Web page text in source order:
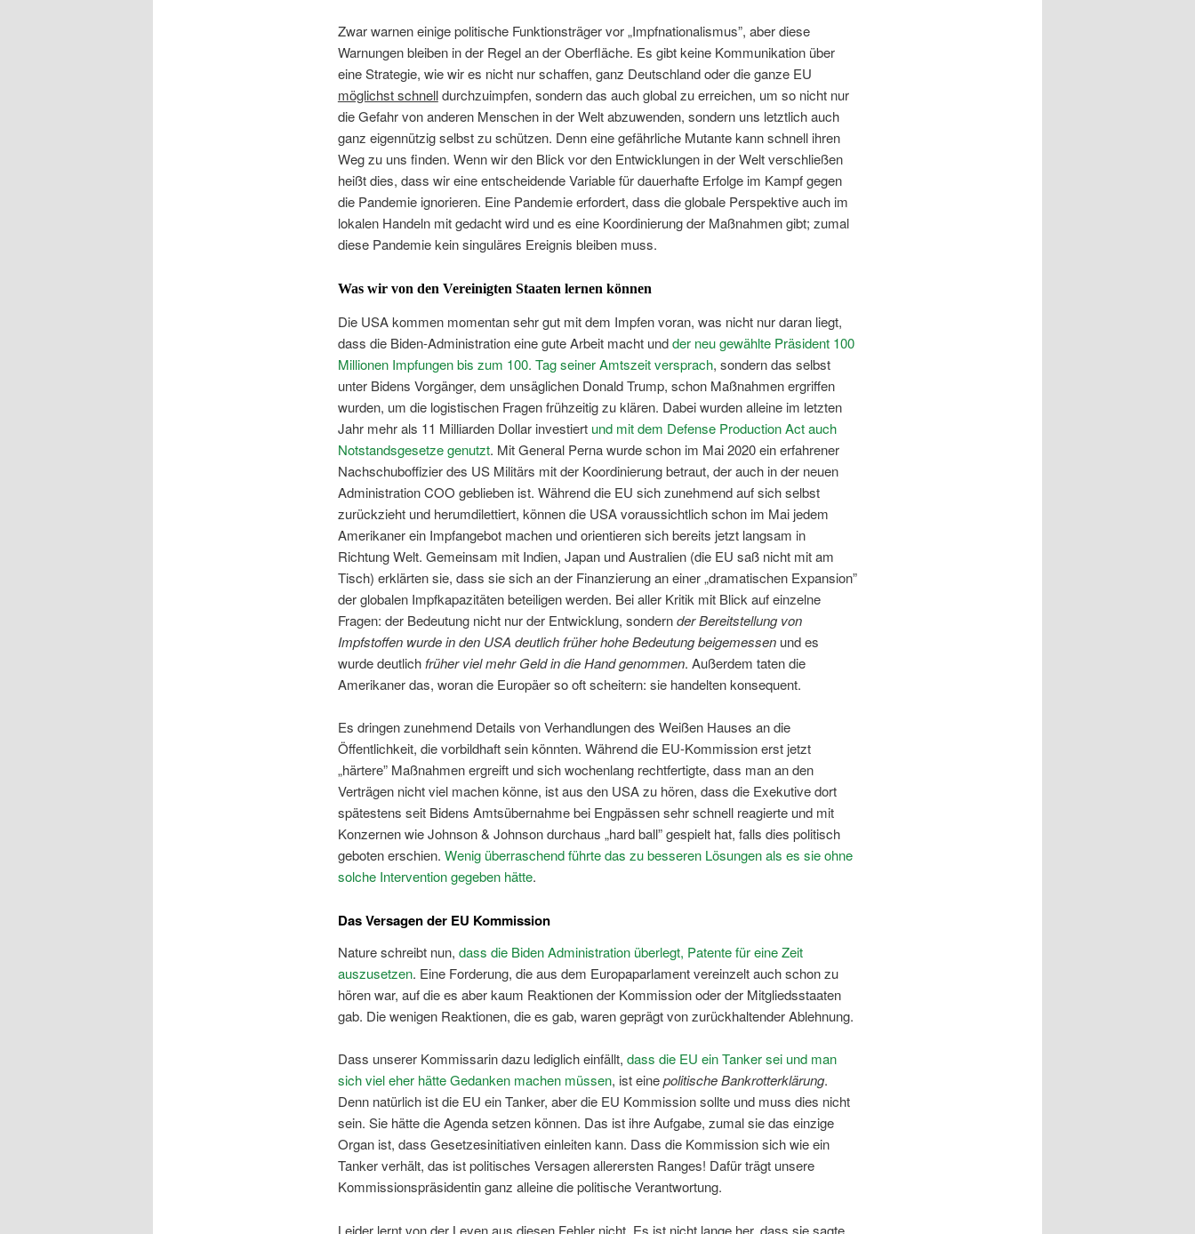
Zwar warnen einige politische Funktionsträger vor „Impfnationalismus”, aber diese
Warnungen bleiben in der Regel an der Oberfläche. Es gibt keine Kommunikation über
eine Strategie, wie wir es nicht nur schaffen, ganz Deutschland oder die ganze EU
möglichst schnelldurchzuimpfen, sondern das auch global zu erreichen, um so nicht nur
die Gefahr von anderen Menschen in der Welt abzuwenden, sondern uns letztlich auch
ganz eigennützig selbst zu schützen. Denn eine gefährliche Mutante kann schnell ihren
Weg zu uns finden. Wenn wir den Blick vor den Entwicklungen in der Welt verschließen
heißt dies, dass wir eine entscheidende Variable für dauerhafte Erfolge im Kampf gegen
die Pandemie ignorieren. Eine Pandemie erfordert, dass die globale Perspektive auch im
lokalen Handeln mit gedacht wird und es eine Koordinierung der Maßnahmen gibt; zumal
diese Pandemie kein singuläres Ereignis bleiben muss.
Was wir von den Vereinigten Staaten lernen können
Die USA kommen momentan sehr gut mit dem Impfen voran, was nicht nur daran liegt,
dass die Biden-Administration eine gute Arbeit macht undder neu gewählte Präsident 100
Millionen Impfungen bis zum 100. Tag seiner Amtszeit versprach, sondern das selbst
unter Bidens Vorgänger, dem unsäglichen Donald Trump, schon Maßnahmen ergriffen
wurden, um die logistischen Fragen frühzeitig zu klären. Dabei wurden alleine im letzten
Jahr mehr als 11 Milliarden Dollar investiert und mit dem Defense Production Actauch
Notstandsgesetzegenutzt. Mit General Perna wurde schon im Mai 2020 ein erfahrener
Nachschuboffizier des US Militärs mit der Koordinierung betraut, der auch in der neuen
AdministrationCOO geblieben ist. Während die EU sich zunehmend auf sich selbst
zurückzieht und herumdilettiert, können die USA voraussichtlich schon im Mai jedem
Amerikaner ein Impfangebot machen und orientieren sich bereits jetzt langsam in
Richtung Welt. Gemeinsam mit Indien, Japan und Australien (die EU saß nicht mit am
Tisch) erklärten sie, dass sie sich an der Finanzierung an einer „dramatischen Expansion”
der globalen Impfkapazitäten beteiligen werden. Bei aller Kritik mit Blick auf einzelne
Fragen: der Bedeutung nicht nur der Entwicklung, sondernder Bereitstellungvon
Impfstoffen wurdein den USA deutlich früher hohe Bedeutung beigemessenund es
wurde deutlich früher viel mehr Geld in die Hand genommen. Außerdem taten die
Amerikaner das, woran die Europäer so oft scheitern: sie handelten konsequent.
Es dringen zunehmend Details von Verhandlungen des Weißen Hauses an die
Öffentlichkeit, die vorbildhaft sein könnten. Während die EU-Kommission erst jetzt
„härtere” Maßnahmen ergreift und sich wochenlang rechtfertigte, dass man an den
Verträgen nicht viel machen könne, ist aus den USA zu hören, dass die Exekutive dort
spätestens seit Bidens Amtsübernahme bei Engpässen sehr schnell reagierte und mit
Konzernen wie Johnson & Johnson durchaus „hard ball” gespielt hat, falls dies politisch
geboten erschien. Wenig überraschendführtedas zubesseren Lösungenals es sie ohne
solche Intervention gegeben hätte.
Das Versagen der EU Kommission
Nature schreibt nun, dass die Biden Administration überlegt, Patente für eine Zeit
auszusetzen. Eine Forderung, die aus dem Europaparlament vereinzelt auch schon zu
hören war, auf die es aber kaum Reaktionen der Kommission oder der Mitgliedsstaaten
gab. Die wenigen Reaktionen, die es gab, waren geprägt von zurückhaltender Ablehnung.
Dass unserer Kommissarin dazu lediglich einfällt, dass die EU ein Tanker sei und man
sich viel eher hätte Gedanken machen müssen, ist einepolitische Bankrotterklärung.
Denn natürlich ist die EU ein Tanker, aber die EU Kommission sollte und muss dies nicht
sein. Sie hätte die Agenda setzen können. Das ist ihre Aufgabe, zumal sie das einzige
Organ ist, dass Gesetzesinitiativen einleiten kann. Dass die Kommission sich wie ein
Tanker verhält, das ist politisches Versagen allerersten Ranges! Dafür trägt unsere
Kommissionspräsidentin ganz alleine die politische Verantwortung.
Leider lernt von der Leyen aus diesen Fehler nicht. Es ist nicht lange her, dass sie sagte,